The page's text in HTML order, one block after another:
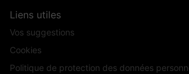
Liens utiles
Vos suggestions
Cookies
Politique de protection des données